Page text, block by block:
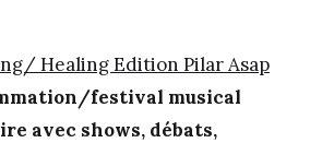
Healing Edition Pilar Asap
festival musical
avec shows, débats,